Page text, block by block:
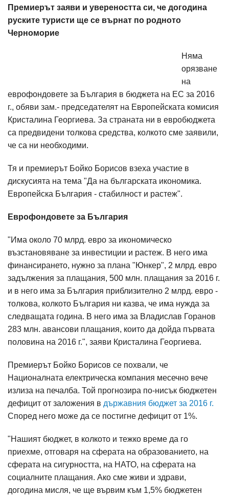
Премиерът заяви и увереността си, че догодина
руските туристи ще се върнат по родното
Черноморие
Няма
орязване
на
еврофондовете за България в бюджета на ЕС за 2016
г., обяви зам.- председателят на Европейската комисия
Кристалина Георгиева. За страната ни в евробюджета
са предвидени толкова средства, колкото сме заявили,
че са ни необходими.
Тя и премиерът Бойко Борисов взеха участие в
дискусията на тема "Да на българската икономика.
Европейска България - стабилност и растеж".
Еврофондовете за България
"Има около 70 млрд. евро за икономическо
възстановяване за инвестиции и растеж. В него има
финансирането, нужно за плана "Юнкер", 2 млрд. евро
задължения за плащания, 500 млн. плащания за 2016 г.
и в него има за България приблизително 2 млрд. евро -
толкова, колкото България ни казва, че има нужда за
следващата година. В него има за Владислав Горанов
283 млн. авансови плащания, които да дойда първата
половина на 2016 г.", заяви Кристалина Георгиева.
Премиерът Бойко Борисов се похвали, че
Националната електрическа компания месечно вече
излиза на печалба. Той прогнозира по-нисък бюджетен
дефицит от заложения в държавния бюджет за 2016 г.
Според него може да се постигне дефицит от 1%.
"Нашият бюджет, в колкото и тежко време да го
приехме, отговаря на сферата на образованието, на
сферата на сигурността, на НАТО, на сферата на
социалните плащания. Ако сме живи и здрави,
догодина мисля, че ще вървим към 1,5% бюджетен